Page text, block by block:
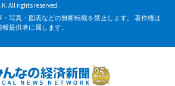
All rights reserved.
写真・図表などの無断転載を禁止します。 著作権は
提供者に属します。